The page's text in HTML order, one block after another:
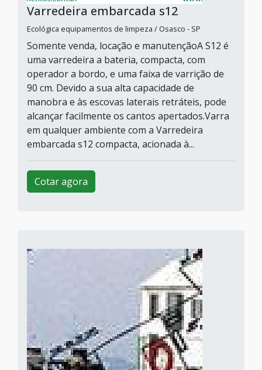
Varredeira embarcada s12
Ecológica equipamentos de limpeza / Osasco - SP
Somente venda, locação e manutençãoA S12 é
uma varredeira a bateria, compacta, com
operador a bordo, e uma faixa de varrição de
90 cm. Devido a sua alta capacidade de
manobra e às escovas laterais retráteis, pode
alcançar facilmente os cantos apertados.Varra
em qualquer ambiente com a Varredeira
embarcada s12 compacta, acionada à...
Cotar agora